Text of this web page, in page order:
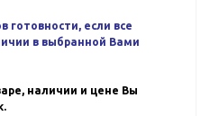
готовности, если все
в выбранной Вами
наличии и цене Вы